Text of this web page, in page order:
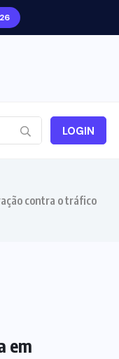
LOGIN
contra o tráfico
em